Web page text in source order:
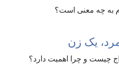
به چه معنی است؟‏
چیست و چرا اهمیت دارد؟‏